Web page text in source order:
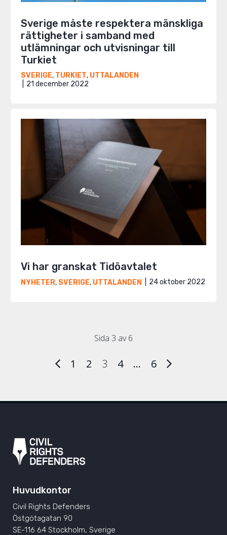
Sverige måste respektera mänskliga
rättigheter i samband med
utlämningar och utvisningar till
Turkiet
SVERIGE, TURKIET, UTTALANDEN
21 december 2022
Vi har granskat Tidöavtalet
NYHETER, SVERIGE, UTTALANDEN 24 oktober 2022
Sida 3 av 6
1 2 3 4 … 6
Huvudkontor
Civil Rights Defenders
Östgötagatan 90
SE-116 64 Stockholm, Sverige